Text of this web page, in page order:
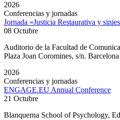
2026
Conferencias y jornadas
Jornada «Justicia Restaurativa y
08 Octubre
Auditorio de la Facultad de
Plaza Joan Coromines, s/n. Barcelona
2026
Conferencias y jornadas
ENGAGE.EU Annual Conference
21 Octubre
Blanquerna School of Psychology,